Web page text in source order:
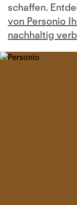
schaffen.
von Personio
nachhaltig